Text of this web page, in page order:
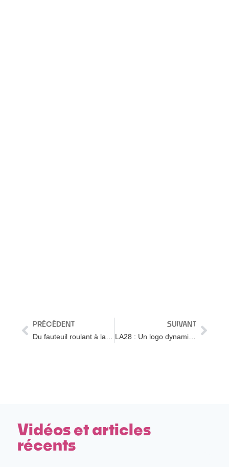
PRÉCÉDENT SUIVANT
LA28 : Un logo dynamique pour une identité visuelle personnalisable
Vidéos et articles
récents